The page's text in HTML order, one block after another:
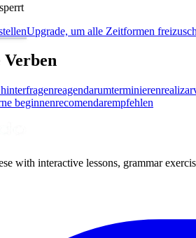
Upgrade, um alle Zeitformen
Verben
reagendarumterminierenrealizar
beginnenrecomendarempfehlen
with interactive lessons, grammar